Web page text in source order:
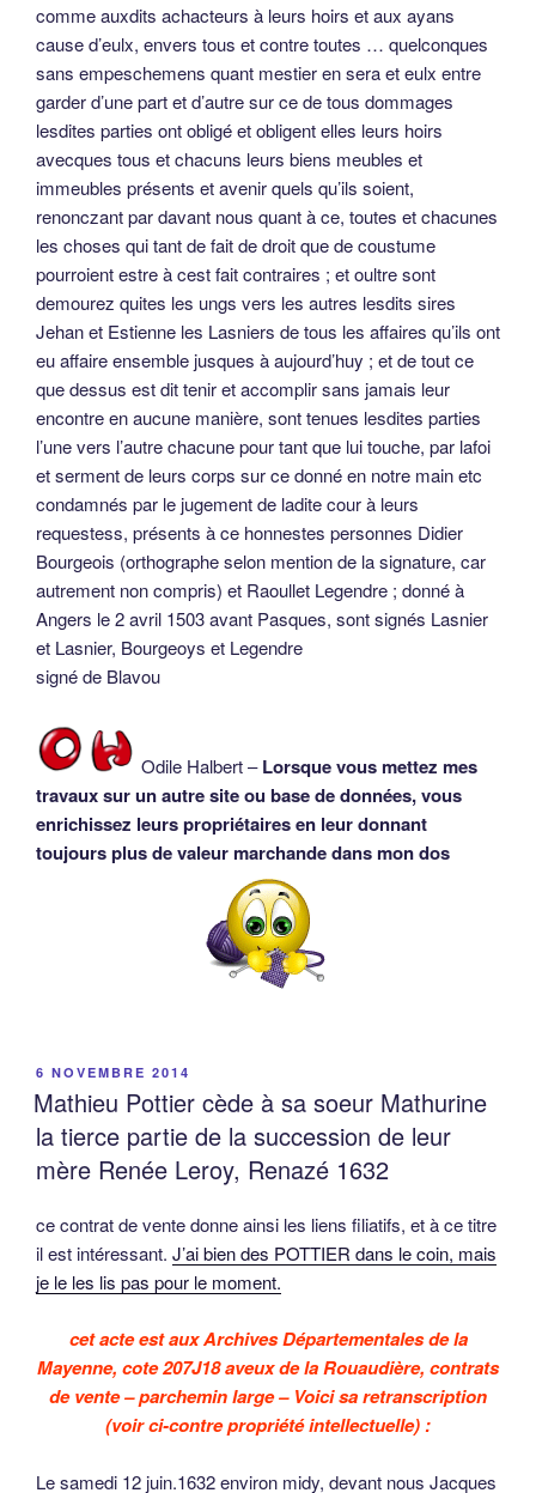
comme auxdits achacteurs à leurs hoirs et aux ayans
cause d’eulx, envers tous et contre toutes … quelconques
sans empeschemens quant mestier en sera et eulx entre
garder d’une part et d’autre sur ce de tous dommages
lesdites parties ont obligé et obligent elles leurs hoirs
avecques tous et chacuns leurs biens meubles et
immeubles présents et avenir quels qu’ils soient,
renonczant par davant nous quant à ce, toutes et chacunes
les choses qui tant de fait de droit que de coustume
pourroient estre à cest fait contraires ; et oultre sont
demourez quites les ungs vers les autres lesdits sires
Jehan et Estienne les Lasniers de tous les affaires qu’ils ont
eu affaire ensemble jusques à aujourd’huy ; et de tout ce
que dessus est dit tenir et accomplir sans jamais leur
encontre en aucune manière, sont tenues lesdites parties
l’une vers l’autre chacune pour tant que lui touche, par lafoi
et serment de leurs corps sur ce donné en notre main etc
condamnés par le jugement de ladite cour à leurs
requestess, présents à ce honnestes personnes Didier
Bourgeois (orthographe selon mention de la signature, car
autrement non compris) et Raoullet Legendre ; donné à
Angers le 2 avril 1503 avant Pasques, sont signés Lasnier
et Lasnier, Bourgeoys et Legendre
signé de Blavou
Odile Halbert –Lorsque vous mettez mes
travaux sur un autre site ou base de données, vous
enrichissez leurs propriétaires en leur donnant
toujours plus de valeur marchande dans mon dos
PUBLIÉ
LE
6 NOVEMBRE 2014
Mathieu Pottier cède à sa soeur Mathurine
la tierce partie de la succession de leur
mère Renée Leroy, Renazé 1632
ce contrat de vente donne ainsi les liens filiatifs, et à ce titre
il est intéressant. J’ai bien des POTTIER dans le coin, mais
je le les lis pas pour le moment.
cet acte est aux Archives Départementales de la
Mayenne, cote 207J18 aveux de la Rouaudière, contrats
de vente – parchemin large – Voici sa retranscription
(voir ci-contre propriété intellectuelle) :
Le samedi 12 juin.1632 environ midy, devant nous Jacques